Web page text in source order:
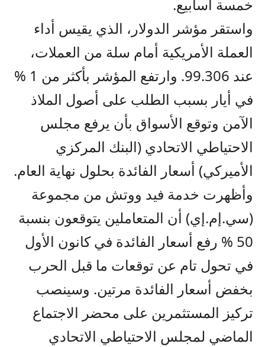
خمسة أسابيع.
واستقر مؤشر الدولار، الذي يقيس أداء
العملة الأمريكية أمام سلة من العملات،
عند 99.306. وارتفع المؤشر بأكثر من 1 %
في أيار بسبب الطلب على أصول الملاذ
الآمن وتوقع الأسواق بأن يرفع مجلس
الاحتياطي الاتحادي (البنك المركزي
الأميركي) أسعار الفائدة بحلول نهاية العام.
وأظهرت خدمة فيد ووتش من مجموعة
(سي.إم.إي) أن المتعاملين يتوقعون بنسبة
50 % رفع أسعار الفائدة في كانون الأول
في تحول تام عن توقعات ما قبل الحرب
بخفض أسعار الفائدة مرتين. وسينصب
تركيز المستثمرين على محضر الاجتماع
الماضي لمجلس الاحتياطي الاتحادي